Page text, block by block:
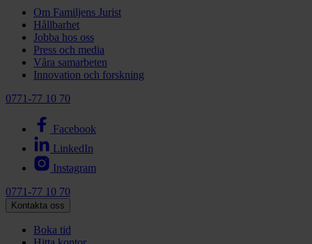
Om Familjens Jurist
Hållbarhet
Jobba hos oss
Press och media
Våra samarbeten
Innovation och forskning
0771-77 10 70
Facebook
LinkedIn
Instagram
0771-77 10 70
Kontakta oss
Boka tid